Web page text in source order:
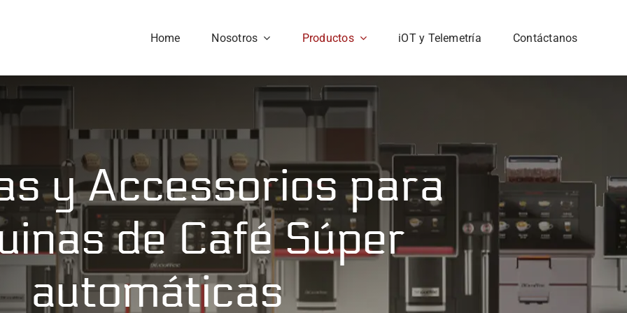
Home Nosotros Productos iOT y Telemetría Contáctanos
y Accessorios para
de Café Súper
automáticas